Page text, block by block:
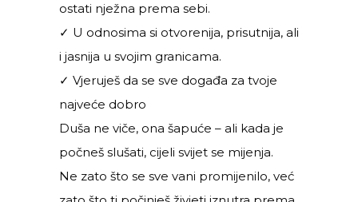
ostati nježna prema sebi.
✓ U odnosima si otvorenija, prisutnija, ali
i jasnija u svojim granicama.
✓ Vjeruješ da se sve događa za tvoje
najveće dobro
Duša ne viče, ona šapuće – ali kada je
počneš slušati, cijeli svijet se mijenja.
Ne zato što se sve vani promijenilo, već